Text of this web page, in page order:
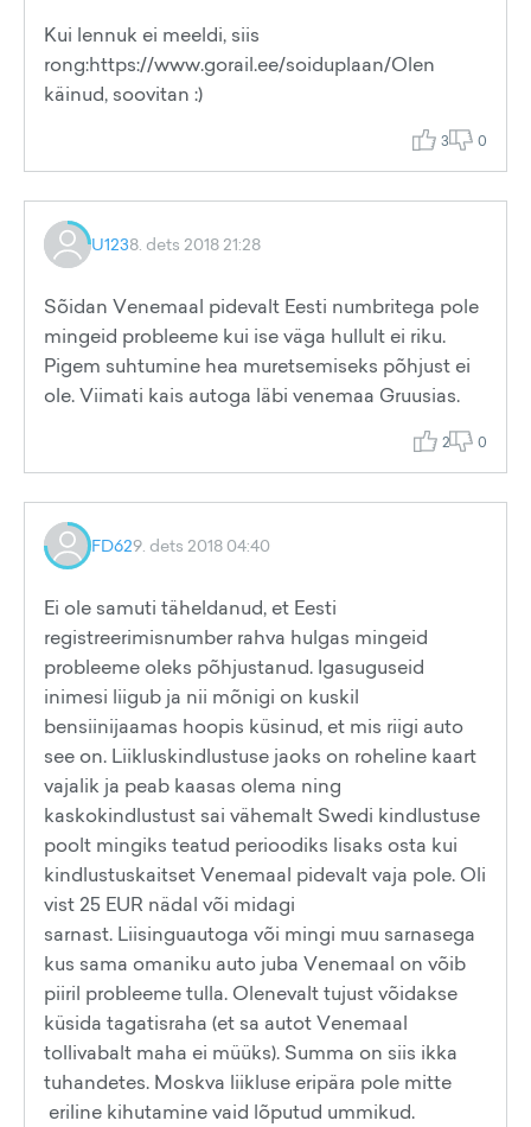
Kui lennuk ei meeldi, siis
rong:https://www.gorail.ee/soiduplaan/Olen
käinud, soovitan :)
3 0
U1238. dets 2018 21:28
Sõidan Venemaal pidevalt Eesti numbritega pole
mingeid probleeme kui ise väga hullult ei riku.
Pigem suhtumine hea muretsemiseks põhjust ei
ole. Viimati kais autoga läbi venemaa Gruusias.
2 0
FD629. dets 2018 04:40
Ei ole samuti täheldanud, et Eesti
registreerimisnumber rahva hulgas mingeid
probleeme oleks põhjustanud. Igasuguseid
inimesi liigub ja nii mõnigi on kuskil
bensiinijaamas hoopis küsinud, et mis riigi auto
see on. Liikluskindlustuse jaoks on roheline kaart
vajalik ja peab kaasas olema ning
kaskokindlustust sai vähemalt Swedi kindlustuse
poolt mingiks teatud perioodiks lisaks osta kui
kindlustuskaitset Venemaal pidevalt vaja pole. Oli
vist 25 EUR nädal või midagi
sarnast. Liisinguautoga või mingi muu sarnasega
kus sama omaniku auto juba Venemaal on võib
piiril probleeme tulla. Olenevalt tujust võidakse
küsida tagatisraha (et sa autot Venemaal
tollivabalt maha ei müüks). Summa on siis ikka
tuhandetes. Moskva liikluse eripära pole mitte
eriline kihutamine vaid lõputud ummikud.